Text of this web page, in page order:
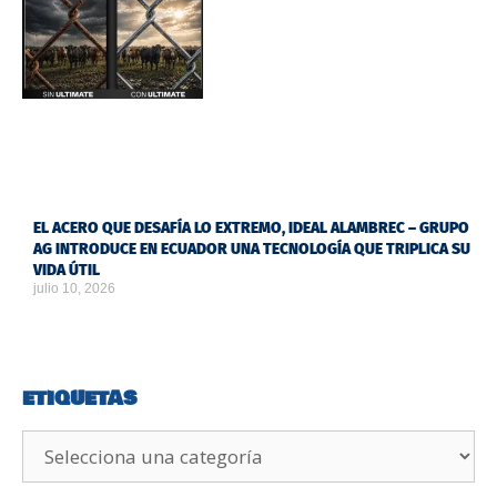
EL ACERO QUE DESAFÍA LO EXTREMO, IDEAL ALAMBREC – GRUPO
AG INTRODUCE EN ECUADOR UNA TECNOLOGÍA QUE TRIPLICA SU
VIDA ÚTIL
julio 10, 2026
ETIQUETAS